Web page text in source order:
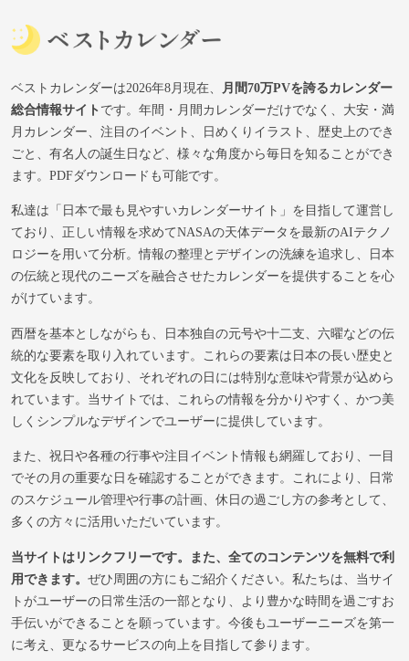
ベストカレンダーは2026年8月現在、
月間70万PVを誇るカレンダー
総合情報サイトです。年間・月間カレンダーだけでなく、大安・満
月カレンダー、注目のイベント、日めくりイラスト、歴史上のでき
ごと、有名人の誕生日など、様々な角度から毎日を知ることができ
ます。PDFダウンロードも可能です。
私達は「日本で最も見やすいカレンダーサイト」を目指して運営し
ており、正しい情報を求めてNASAの天体データを最新のAIテクノ
ロジーを用いて分析。情報の整理とデザインの洗練を追求し、日本
の伝統と現代のニーズを融合させたカレンダーを提供することを心
がけています。
西暦を基本としながらも、日本独自の元号や十二支、六曜などの伝
統的な要素を取り入れています。これらの要素は日本の長い歴史と
文化を反映しており、それぞれの日には特別な意味や背景が込めら
れています。当サイトでは、これらの情報を分かりやすく、かつ美
しくシンプルなデザインでユーザーに提供しています。
また、祝日や各種の行事や注目イベント情報も網羅しており、一目
でその月の重要な日を確認することができます。これにより、日常
のスケジュール管理や行事の計画、休日の過ごし方の参考として、
多くの方々に活用いただいています。
当サイトはリンクフリーです。また、全てのコンテンツを無料で利
用できます。 ぜひ周囲の方にもご紹介ください。私たちは、当サイ
トがユーザーの日常生活の一部となり、より豊かな時間を過ごすお
手伝いができることを願っています。今後もユーザーニーズを第一
に考え、更なるサービスの向上を目指して参ります。